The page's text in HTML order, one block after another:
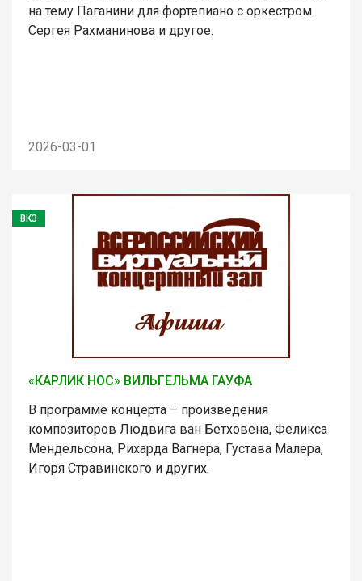
на тему Паганини для фортепиано с оркестром
Сергея Рахманинова и другое.
2026-03-01
ВКЗ
«КАРЛИК НОС» ВИЛЬГЕЛЬМА ГАУФА
В программе концерта – произведения
композиторов Людвига ван Бетховена, Феликса
Мендельсона, Рихарда Вагнера, Густава Малера,
Игоря Стравинского и других.